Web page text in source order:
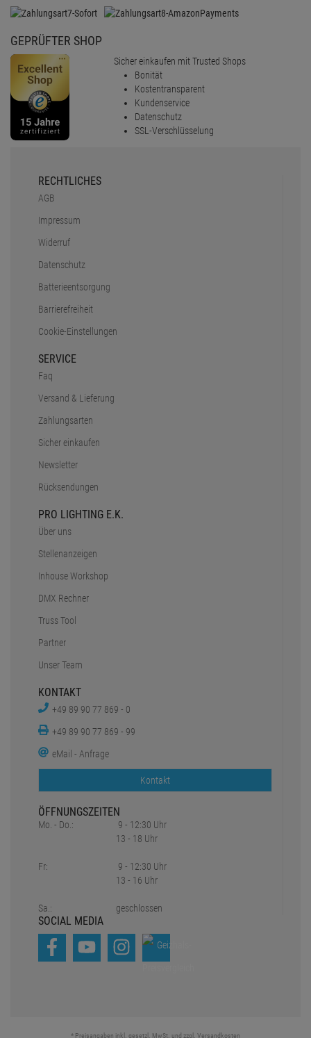
GEPRÜFTER SHOP
Sicher einkaufen mit Trusted Shops
Bonität
Kostentransparent
Kundenservice
Datenschutz
SSL-Verschlüsselung
RECHTLICHES
AGB
Impressum
Widerruf
Datenschutz
Batterieentsorgung
Barrierefreiheit
Cookie-Einstellungen
SERVICE
Faq
Versand & Lieferung
Zahlungsarten
Sicher einkaufen
Newsletter
Rücksendungen
PRO LIGHTING E.K.
Über uns
Stellenanzeigen
Inhouse Workshop
DMX Rechner
Truss Tool
Partner
Unser Team
KONTAKT
+49 89 90 77 869 - 0
+49 89 90 77 869 - 99
eMail - Anfrage
Kontakt
ÖFFNUNGSZEITEN
Mo. - Do.:
Fr:
Sa.:
9 - 12:30 Uhr
13 - 18 Uhr
9 - 12:30 Uhr
13 - 16 Uhr
geschlossen
SOCIAL MEDIA
* Preisangaben inkl. gesetzl. MwSt. und zzgl. Versandkosten